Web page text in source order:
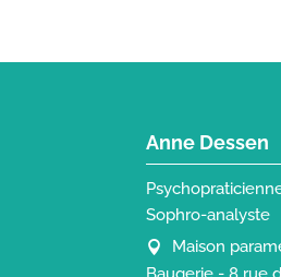
Anne Dessen
Sophro-analyste
Maison